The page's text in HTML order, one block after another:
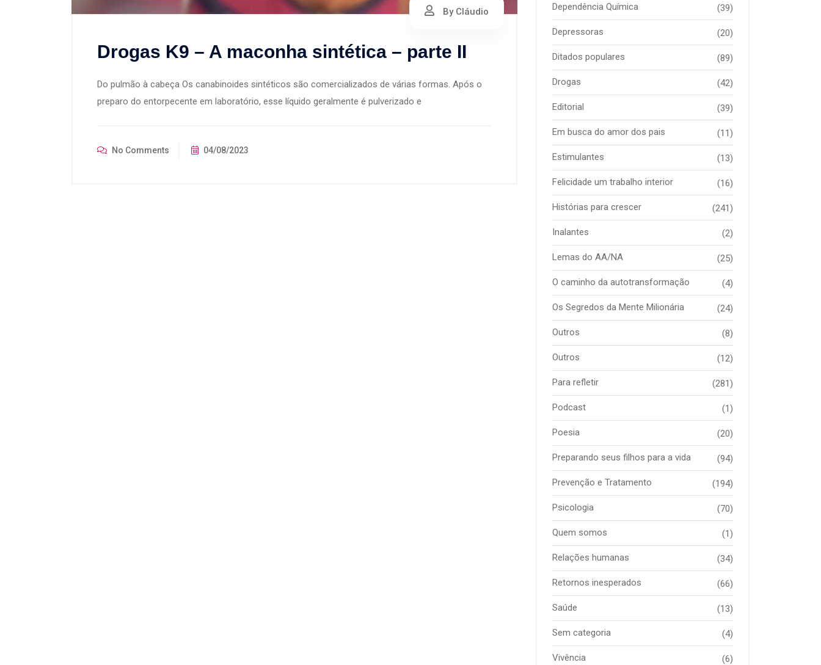
By Cláudio
Drogas K9 – A maconha sintética – parte II
Do pulmão à cabeça Os canabinoides sintéticos são comercializados de várias formas. Após o
preparo do entorpecente em laboratório, esse líquido geralmente é pulverizado e
No Comments 04/08/2023
Dependência Química (39)
Depressoras (20)
Ditados populares (89)
Drogas (42)
Editorial (39)
Em busca do amor dos pais (11)
Estimulantes (13)
Felicidade um trabalho interior (16)
Histórias para crescer (241)
Inalantes (2)
Lemas do AA/NA (25)
O caminho da autotransformação (4)
Os Segredos da Mente Milionária (24)
Outros (8)
Outros (12)
Para refletir (281)
Podcast (1)
Poesia (20)
Preparando seus filhos para a vida (94)
Prevenção e Tratamento (194)
Psicologia (70)
Quem somos (1)
Relações humanas (34)
Retornos inesperados (66)
Saúde (13)
Sem categoria (4)
Vivência (6)